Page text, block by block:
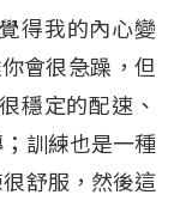
得我的內心變
會很急躁，但
穩定的配速、
訓練也是一種
舒服，然後這